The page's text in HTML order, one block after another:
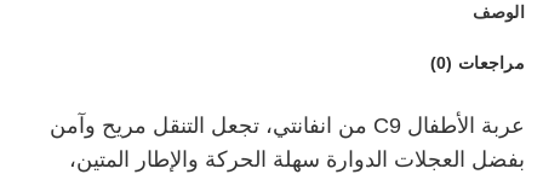
الوصف
مراجعات (0)
عربة الأطفال C9 من انفانتي، تجعل التنقل مريح وآمن
بفضل العجلات الدوارة سهلة الحركة والإطار المتين،